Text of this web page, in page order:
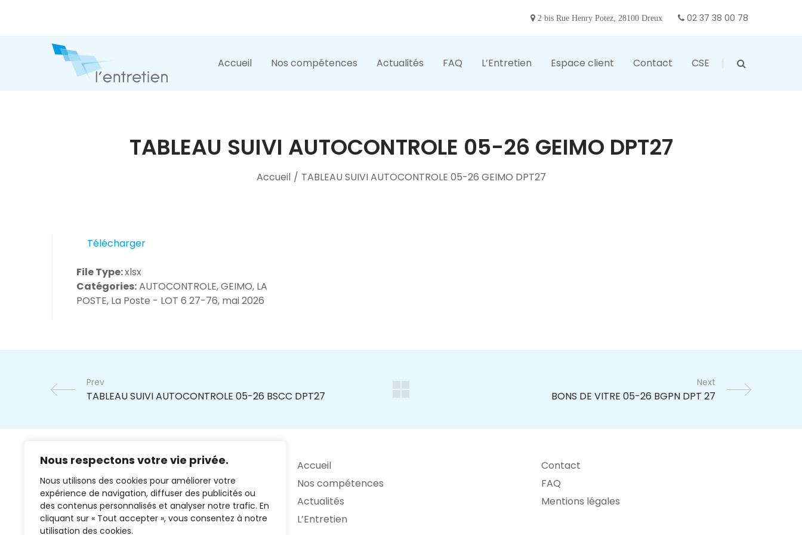
Nous respectons votre vie privée.
Nous utilisons des cookies pour améliorer votre
expérience de navigation, diffuser des publicités ou
des contenus personnalisés et analyser notre trafic. En
cliquant sur « Tout accepter », vous consentez à notre
utilisation des cookies.
2 bis Rue Henry Potez, 28100 Dreux 02 37 38 00 78
Accueil Nos compétences Actualités FAQ L’Entretien Espace client Contact CSE
TABLEAU SUIVI AUTOCONTROLE 05-26 GEIMO DPT27
Accueil / TABLEAU SUIVI AUTOCONTROLE 05-26 GEIMO DPT27
Télécharger
File Type:xlsx
Catégories:AUTOCONTROLE, GEIMO, LA
POSTE, La Poste - LOT 6 27-76, mai 2026
Prev Next
02 37 38 00 78
Accueil
Nos compétences
Actualités
L’Entretien
Contact
FAQ
Mentions légales